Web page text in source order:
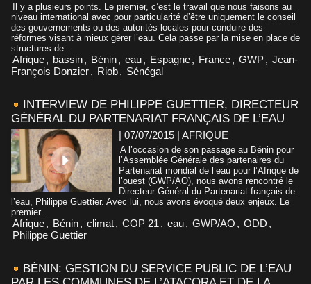
Il y a plusieurs points. Le premier, c’est le travail que nous faisons au
niveau international avec pour particularité d’être uniquement le conseil
des gouvernements ou des autorités locales pour conduire des
réformes visant à mieux gérer l’eau. Cela passe par la mise en place de
structures de...
Afrique, bassin, Bénin, eau, Espagne, France, GWP, Jean-
François Donzier, Riob, Sénégal
INTERVIEW DE PHILIPPE GUETTIER, DIRECTEUR
GÉNÉRAL DU PARTENARIAT FRANÇAIS DE L’EAU
| 07/07/2015 | AFRIQUE
A l’occasion de son passage au Bénin pour
l’Assemblée Générale des partenaires du
Partenariat mondial de l’eau pour l’Afrique de
l’ouest (GWP/AO), nous avons rencontré le
Directeur Général du Partenariat français de
l’eau, Philippe Guettier. Avec lui, nous avons évoqué deux enjeux. Le
premier...
Afrique, Bénin, climat, COP 21 , eau, GWP/AO , ODD ,
Philippe Guettier
BÉNIN: GESTION DU SERVICE PUBLIC DE L’EAU